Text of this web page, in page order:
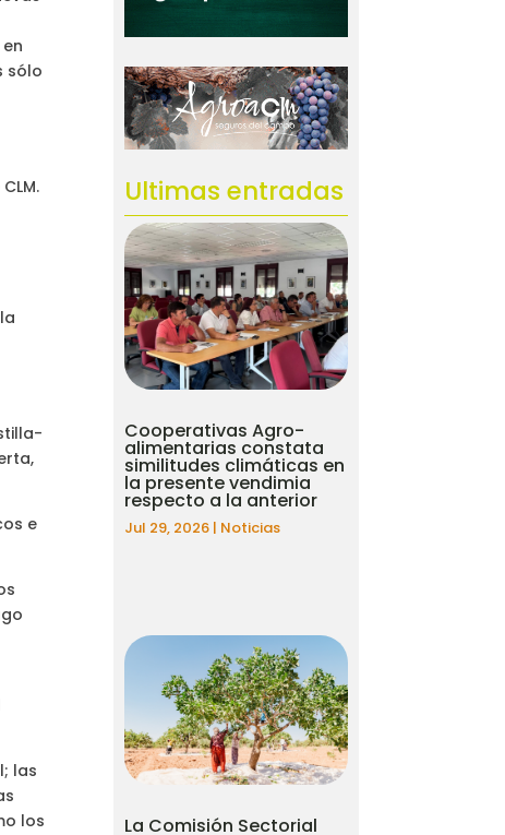
sólo
e
las
los
Ultimas entradas
Cooperativas Agro-
alimentarias constata
similitudes climáticas en
la presente vendimia
respecto a la anterior
Jul 29, 2026 | Noticias
La Comisión Sectorial